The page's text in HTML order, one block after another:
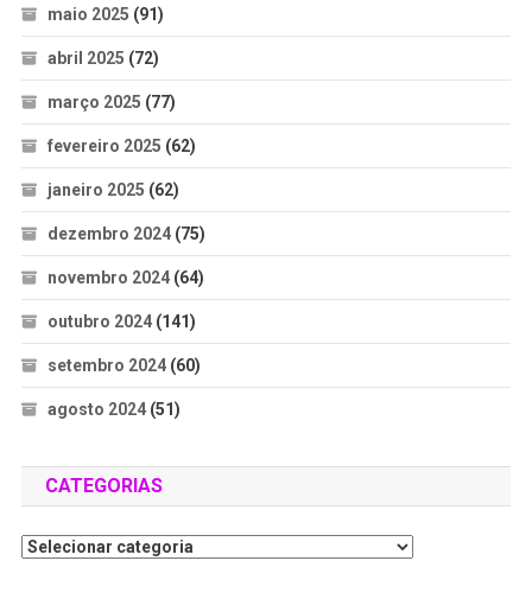
maio 2025 (91)
abril 2025 (72)
março 2025 (77)
fevereiro 2025 (62)
janeiro 2025 (62)
dezembro 2024(75)
novembro 2024(64)
outubro 2024(141)
setembro 2024(60)
agosto 2024(51)
CATEGORIAS